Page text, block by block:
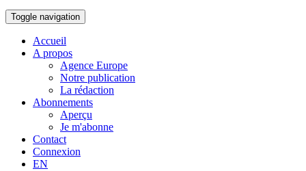
Toggle navigation
Accueil
A propos
Agence Europe
Notre publication
La rédaction
Abonnements
Aperçu
Je m'abonne
Contact
Connexion
EN